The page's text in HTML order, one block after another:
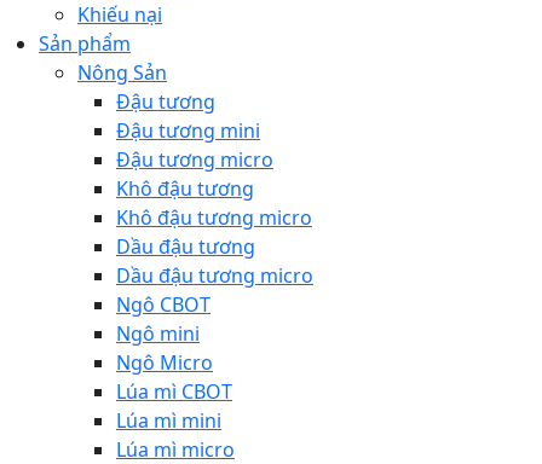
Khiếu nại
Sản phẩm
Nông Sản
Đậu tương
Đậu tương mini
Đậu tương micro
Khô đậu tương
Khô đậu tương micro
Dầu đậu tương
Dầu đậu tương micro
Ngô CBOT
Ngô mini
Ngô Micro
Lúa mì CBOT
Lúa mì mini
Lúa mì micro